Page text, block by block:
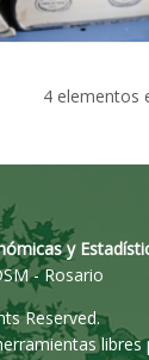
4 elementos
y
- Rosario
Reserved.